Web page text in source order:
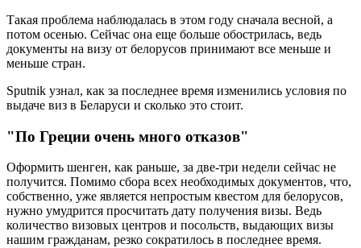
Такая проблема наблюдалась в этом году сначала весной, а
потом осенью. Сейчас она еще больше обострилась, ведь
документы на визу от белорусов принимают все меньше и
меньше стран.
Sputnik узнал, как за последнее время изменились условия по
выдаче виз в Беларуси и сколько это стоит.
"По Греции очень много отказов"
Оформить шенген, как раньше, за две-три недели сейчас не
получится. Помимо сбора всех необходимых документов, что,
собственно, уже является непростым квестом для белорусов,
нужно умудрится просчитать дату получения визы. Ведь
количество визовых центров и посольств, выдающих визы
нашим гражданам, резко сократилось в последнее время.